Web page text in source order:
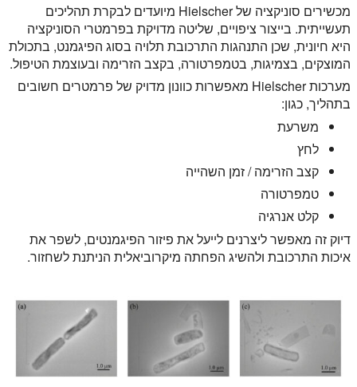
מכשירים סוניקציה של Hielscher מיועדים לבקרת תהליכים
תעשייתית. בייצור ציפויים, שליטה מדויקת בפרמטרי הסוניקציה
היא חיונית, שכן התנהגות התרכובת תלויה בסוג הפיגמנט, בתכולת
המוצקים, בצמיגות, בטמפרטורה, בקצב הזרימה ובעוצמת הטיפול.
מערכות Hielscher מאפשרות כוונון מדויק של פרמטרים חשובים
בתהליך, כגון:
משרעת
לחץ
קצב הזרימה / זמן השהייה
טמפרטורה
קלט אנרגיה
דיוק זה מאפשר ליצרנים לייעל את פיזור הפיגמנטים, לשפר את
איכות התרכובת ולהשיג הפחתה מיקרוביאלית הניתנת לשחזור.